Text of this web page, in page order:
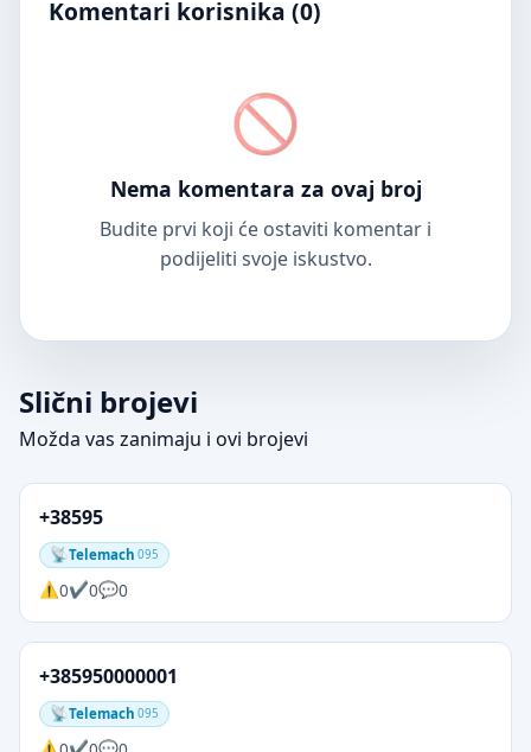
Komentari korisnika (0)
Nema komentara za ovaj broj
Budite prvi koji će ostaviti komentar i
podijeliti svoje iskustvo.
Slični brojevi
Možda vas zanimaju i ovi brojevi
+38595
Telemach 095
0 0 0
+385950000001
Telemach 095